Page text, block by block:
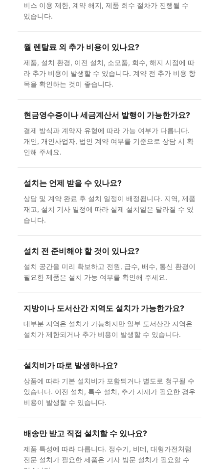
비스 이용 제한, 계약 해지, 제품 회수 절차가 진행될 수
있습니다.
월 렌탈료 외 추가 비용이 있나요?
제품, 설치 환경, 이전 설치, 소모품, 회수, 해지 시점에 따
라 추가 비용이 발생할 수 있습니다. 계약 전 추가 비용 항
목을 확인하는 것이 좋습니다.
현금영수증이나 세금계산서 발행이 가능한가요?
결제 방식과 계약자 유형에 따라 가능 여부가 다릅니다.
개인, 개인사업자, 법인 계약 여부를 기준으로 상담 시 확
인해 주세요.
설치는 언제 받을 수 있나요?
상담 및 계약 완료 후 설치 일정이 배정됩니다. 지역, 제품
재고, 설치 기사 일정에 따라 실제 설치일은 달라질 수 있
습니다.
설치 전 준비해야 할 것이 있나요?
설치 공간을 미리 확보하고 전원, 급수, 배수, 통신 환경이
필요한 제품은 설치 가능 여부를 확인해 주세요.
지방이나 도서산간 지역도 설치가 가능한가요?
대부분 지역은 설치가 가능하지만 일부 도서산간 지역은
설치가 제한되거나 추가 비용이 발생할 수 있습니다.
설치비가 따로 발생하나요?
상품에 따라 기본 설치비가 포함되거나 별도로 청구될 수
있습니다. 이전 설치, 특수 설치, 추가 자재가 필요한 경우
비용이 발생할 수 있습니다.
배송만 받고 직접 설치할 수 있나요?
제품 특성에 따라 다릅니다. 정수기, 비데, 대형가전처럼
전문 설치가 필요한 제품은 기사 방문 설치가 필요할 수